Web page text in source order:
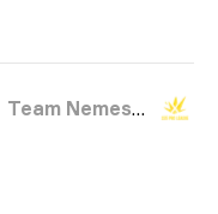
Team Nemesis